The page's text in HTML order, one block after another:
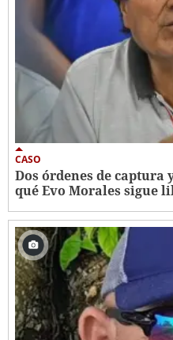
CASO
Dos órdenes de
qué Evo Morales sigue